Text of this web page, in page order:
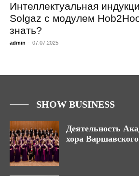
Интеллектуальная
Solgaz с модулем
знать?
admin - 07.07.2025
SHOW BUSINESS
Деятельность
хора